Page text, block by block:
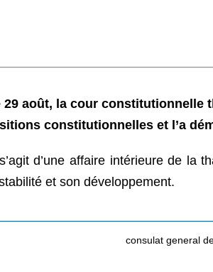
août, la cour constitutionnelle
constitutionnelles et l’a
d’une affaire intérieure de la
et son développement.
consulat general